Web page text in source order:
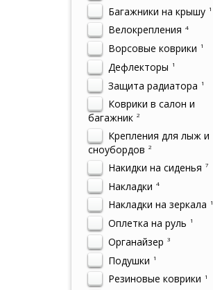
Багажники на крышу 1
Велокрепления 4
Ворсовые коврики 1
Дефлекторы 1
Защита радиатора 1
Коврики в салон и
багажник 2
Крепления для лыж и
сноубордов 2
Накидки на сиденья 7
Накладки 4
Накладки на зеркала 1
Оплетка на руль 1
Органайзер 3
Подушки 1
Резиновые коврики 1